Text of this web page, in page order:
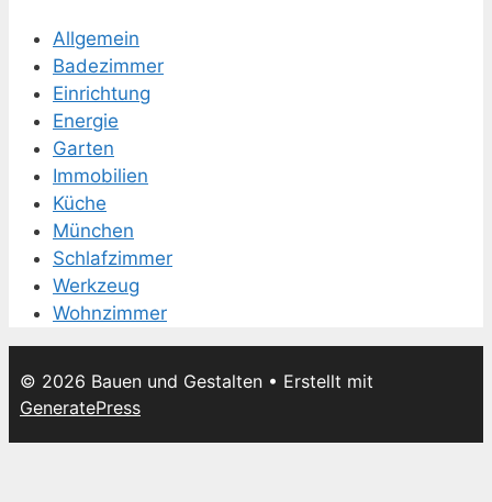
Allgemein
Badezimmer
Einrichtung
Energie
Garten
Immobilien
Küche
München
Schlafzimmer
Werkzeug
Wohnzimmer
© 2026 Bauen und Gestalten • Erstellt mit
GeneratePress